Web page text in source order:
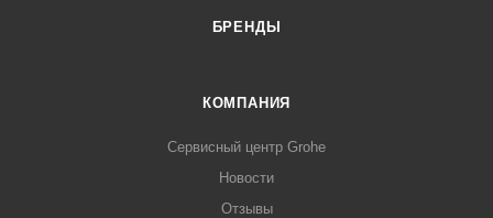
БРЕНДЫ
КОМПАНИЯ
Сервисный центр Grohe
Новости
Отзывы